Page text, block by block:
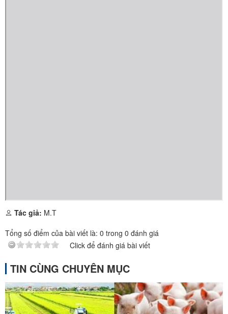
Tác giả: M.T
Tổng số điểm của bài viết là: 0 trong 0 đánh giá
Click để đánh giá bài viết
TIN CÙNG CHUYÊN MỤC